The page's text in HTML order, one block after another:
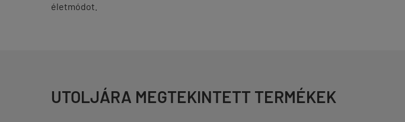
életmódot.
UTOLJÁRA MEGTEKINTETT TERMÉKEK